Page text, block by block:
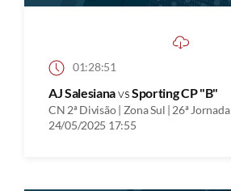
01:28:51
AJ SalesianavsSporting CP "B"
CN 2ª Divisão | Zona Sul | 26ª Jornada
24/05/2025 17:55